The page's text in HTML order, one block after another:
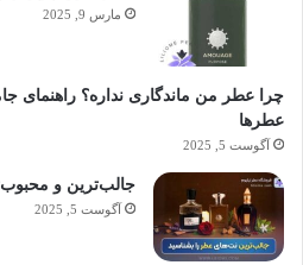
مارس 9, 2025
چرا عطر من ماندگاری نداره؟ راهنمای
عطرها
آگوست 5, 2025
جالب‌ترین و
آگوست 5, 2025